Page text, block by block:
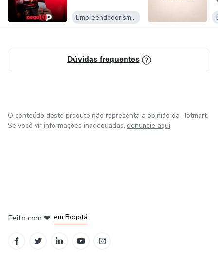
Empreendedorismo Digital
Dúvidas frequentes
O conteúdo deste produto não representa a opinião da Hotmart.
Se você vir informações inadequadas, denuncie aqui
Feito com ❤ em Bogotá